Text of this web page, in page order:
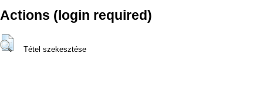
Actions (login required)
Tétel szekesztése